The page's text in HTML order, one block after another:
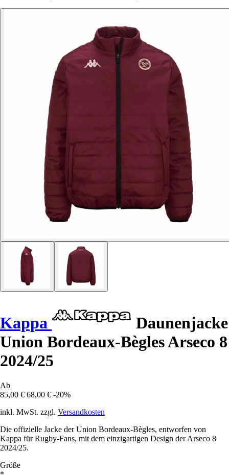
Kappa
Daunenjacke
Union Bordeaux-Bègles Arseco 8
2024/25
Ab
85,00 € 68,00 € -20%
inkl. MwSt. zzgl. Versandkosten
Die offizielle Jacke der Union Bordeaux-Bègles, entworfen von
Kappa für Rugby-Fans, mit dem einzigartigen Design der Arseco 8
2024/25.
Größe